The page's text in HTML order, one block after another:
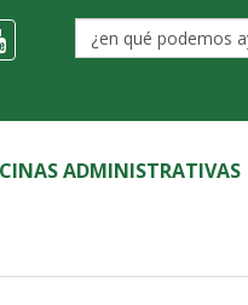
ADMINISTRATIVAS